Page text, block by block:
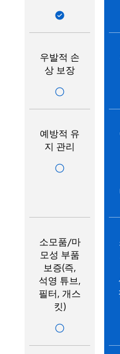
우발적 손
상 보장
예방적 유
지 관리
소모품/마
모성 부품
보증(즉,
석영 튜브,
필터, 개스
킷)